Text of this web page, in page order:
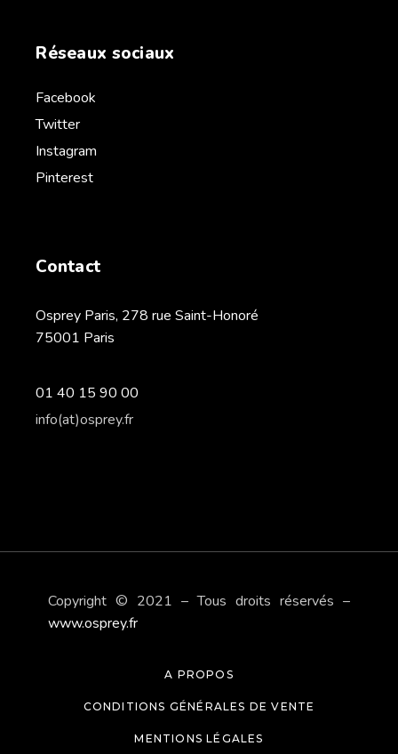
Réseaux sociaux
Facebook
Twitter
Instagram
Pinterest
Contact
Osprey Paris, 278 rue Saint-Honoré
75001 Paris
01 40 15 90 00
info(at)osprey.fr
Copyright © 2021 – Tous droits réservés –
www.osprey.fr
A PROPOS
CONDITIONS GÉNÉRALES DE VENTE
MENTIONS LÉGALES